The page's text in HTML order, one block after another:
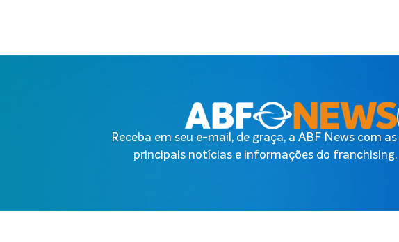
Receba em seu e-mail, de graça, a ABF News com as
principais notícias e informações do franchising.